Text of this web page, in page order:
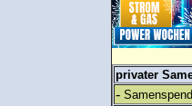
privater
-